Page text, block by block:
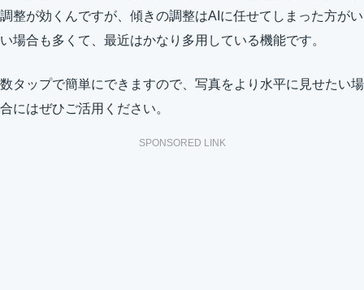
調整が効くんですが、傾きの調整はAIに任せてしまった方がい
い場合も多くて、最近はかなり多用している機能です。
数タップで簡単にできますので、写真をより水平に見せたい場
合にはぜひご活用ください。
SPONSORED LINK